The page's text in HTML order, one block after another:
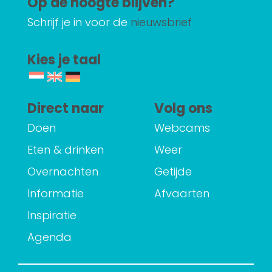
Schrijf je in voor de nieuwsbrief
Kies je taal
Direct naar
Doen
Eten & drinken
Overnachten
Informatie
Inspiratie
Agenda
Volg ons
Webcams
Weer
Getijde
Afvaarten